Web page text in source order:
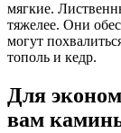
мягкие.
тяжелее. Они
могут
тополь и кедр.
Для
вам